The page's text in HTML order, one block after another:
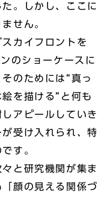
。しかし、ここに
せん。
カイフロントを
のショーケースに
のためには“真っ
を描ける”と何も
アピールしていき
受け入れられ、特
す。
と研究機関が集ま
顔の見える関係づ